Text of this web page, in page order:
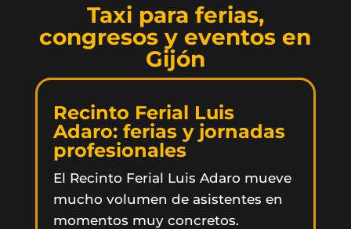
Taxi para ferias,
congresos y eventos en
Gijón
Recinto Ferial Luis
Adaro: ferias y jornadas
profesionales
El Recinto Ferial Luis Adaro mueve
mucho volumen de asistentes en
momentos muy concretos.